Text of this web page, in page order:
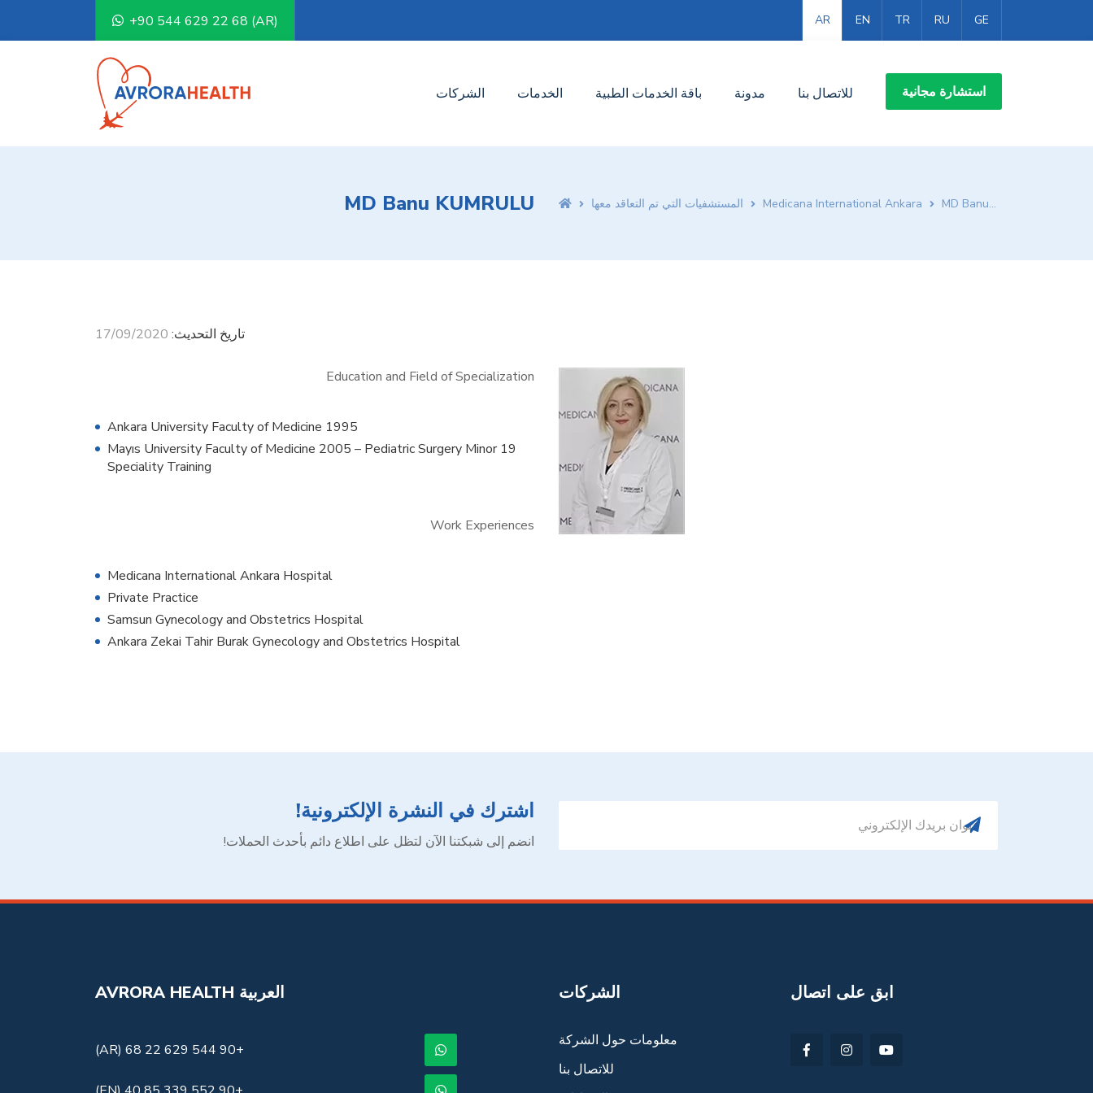
+90 544 629 22 68 (AR) AR EN TR RU GE
الشركات الخدمات باقة الخدمات الطبية مدونة للاتصال بنا استشارة مجانية
MD Banu KUMRULU المستشفيات التي تم التعاقد معها Medicana International Ankara MD Banu KUMRULU
تاريخ التحديث: 17/09/2020
Education and Field of Specialization
Ankara University Faculty of Medicine 1995
19 Mayıs University Faculty of Medicine 2005 – Pediatric Surgery Minor
Speciality Training
Work Experiences
Medicana International Ankara Hospital
Private Practice
Samsun Gynecology and Obstetrics Hospital
Ankara Zekai Tahir Burak Gynecology and Obstetrics Hospital
اشترك في النشرة الإلكترونية!
انضم إلى شبكتنا الآن لتظل على اطلاع دائم بأحدث الحملات!
AVRORA HEALTH العربية
+90 544 629 22 68 (AR)
الشركات
معلومات حول الشركة
للاتصال بنا
ابق على اتصال